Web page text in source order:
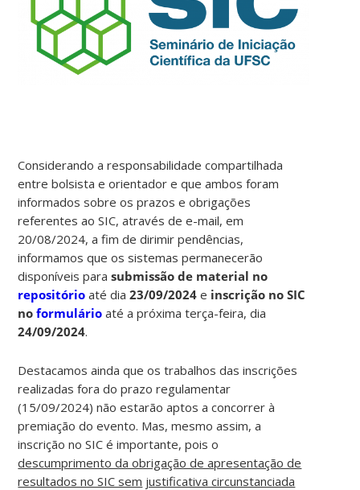
Considerando a responsabilidade compartilhada
entre bolsista e orientador e que ambos foram
informados sobre os prazos e obrigações
referentes ao SIC, através de e-mail, em
20/08/2024, a fim de dirimir pendências,
informamos que os sistemas permanecerão
disponíveis para submissão de material no
repositório até dia 23/09/2024e inscrição no SIC
noformulário até a próxima terça-feira, dia
24/09/2024.
Destacamos ainda que os trabalhos das inscrições
realizadas fora do prazo regulamentar
(15/09/2024) não estarão aptos a concorrer à
premiação do evento. Mas, mesmo assim, a
inscrição no SIC é importante, pois o
descumprimento da obrigação de apresentação de
resultados no SIC sem justificativa circunstanciada